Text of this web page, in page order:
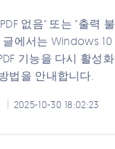
없음" 또는 "출력
에서는 Windows 10
기능을 다시 활성
법을 안내합니다.
2025-10-30 18:02:23